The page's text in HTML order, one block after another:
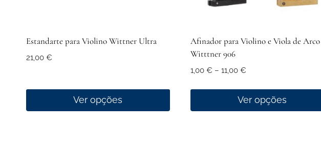
Estandarte para Violino Wittner Ultra
21,00 €
Ver opções
Afinador para Violino e Viola de Arco
Witttner 906
1,00 € – 11,00 €Price
through
Ver opções